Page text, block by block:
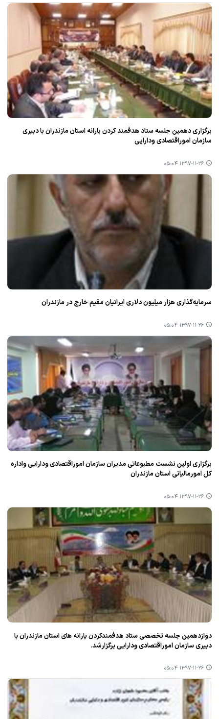
برگزاری دهمین جلسه ستاد هدفمند كردن یارانه استان مازندران با دبیری
سازمان اموراقتصادی ودارایی
۱۳۹۷-۱۱-۲۶ ۰۵:۰۴
سرمایه‌گذاری هزار میلیون دلاری ایرانیان مقیم خارج در مازندران
۱۳۹۷-۱۱-۲۶ ۰۵:۰۴
برگزاری اولین نشست مطبوعاتی مدیران سازمان اموراقتصادی ودارایی واداره
كل امورمالیاتی استان مازندران
۱۳۹۷-۱۱-۲۶ ۰۵:۰۴
دوازدهمین جلسه تخصصی ستاد هدفمندكردن یارانه های استان مازندران با
دبیری سازمان اموراقتصادی ودارایی برگزارشد.
۱۳۹۷-۱۱-۲۶ ۰۵:۰۴